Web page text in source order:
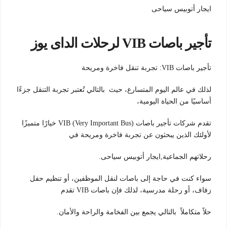
ايجار أتوبيس سياحى
تأجير باصات VIB لرحلات الداى يوز
تأجير باصات VIB: تجربة تنقل فاخرة ومريحة
لذلك في عالم اليوم المتسارع، حيث بالتالي تُعتبر تجربة التنقل جزءًا
أساسيًا من الحياة اليومية،
تقدم شركات تأجير باصات VIB (Very Important Bus) خيارًا متميزًا
لأولئك الذين يبحثون عن تجربة فاخرة ومريحة في
رحلاتهم الجماعية,ايجار أتوبيس سياحى.
سواء كنت في حاجة إلى باصات لنقل الموظفين، أو تنظيم حفل
زفاف، أو رحلة مدرسية، لذلك فإن باصات VIB تقدم
حلاً متكاملاً بالتالي يجمع بين الفخامة والراحة والأمان.